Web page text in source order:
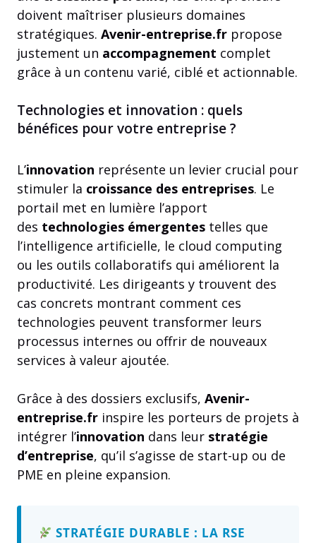
doivent maîtriser plusieurs domaines
stratégiques. Avenir-entreprise.fr propose
justement un accompagnement complet
grâce à un contenu varié, ciblé et actionnable.
Technologies et innovation : quels
bénéfices pour votre entreprise ?
L’innovation représente un levier crucial pour
stimuler la croissance des entreprises. Le
portail met en lumière l’apport
des technologies émergentes telles que
l’intelligence artificielle, le cloud computing
ou les outils collaboratifs qui améliorent la
productivité. Les dirigeants y trouvent des
cas concrets montrant comment ces
technologies peuvent transformer leurs
processus internes ou offrir de nouveaux
services à valeur ajoutée.
Grâce à des dossiers exclusifs, Avenir-
entreprise.fr inspire les porteurs de projets à
intégrer l’innovation dans leur stratégie
d’entreprise, qu’il s’agisse de start-up ou de
PME en pleine expansion.
STRATÉGIE DURABLE : LA RSE